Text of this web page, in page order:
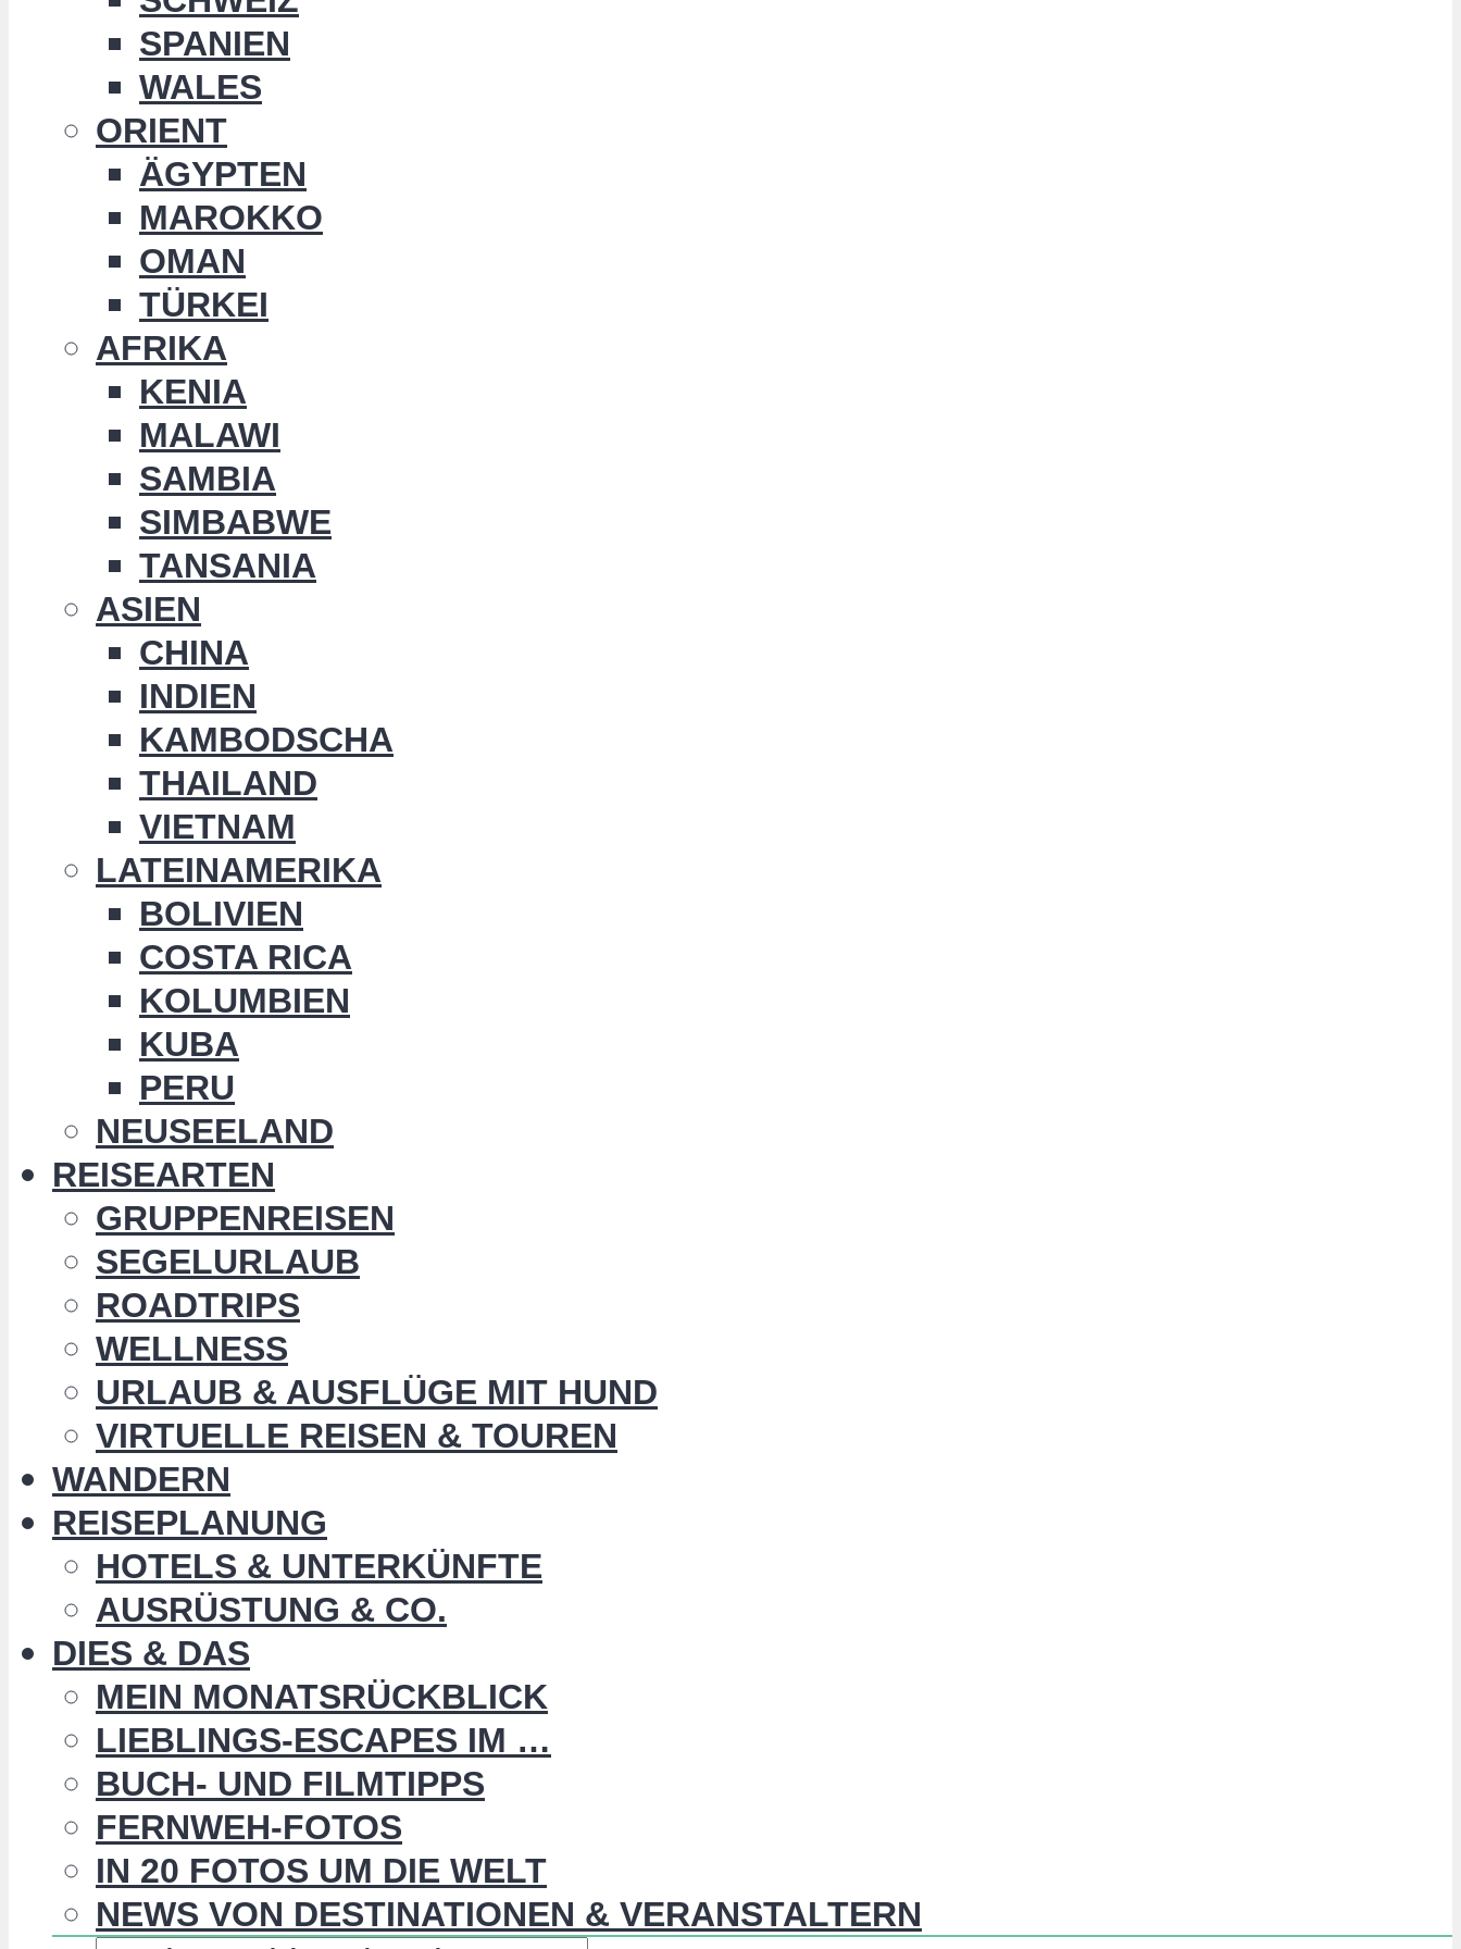
SPANIEN
WALES
ORIENT
ÄGYPTEN
MAROKKO
OMAN
TÜRKEI
AFRIKA
KENIA
MALAWI
SAMBIA
SIMBABWE
TANSANIA
ASIEN
CHINA
INDIEN
KAMBODSCHA
THAILAND
VIETNAM
LATEINAMERIKA
BOLIVIEN
COSTA RICA
KOLUMBIEN
KUBA
PERU
NEUSEELAND
REISEARTEN
GRUPPENREISEN
SEGELURLAUB
ROADTRIPS
WELLNESS
URLAUB & AUSFLÜGE MIT HUND
VIRTUELLE REISEN & TOUREN
WANDERN
REISEPLANUNG
HOTELS & UNTERKÜNFTE
AUSRÜSTUNG & CO.
DIES & DAS
MEIN MONATSRÜCKBLICK
LIEBLINGS-ESCAPES IM …
BUCH- UND FILMTIPPS
FERNWEH-FOTOS
IN 20 FOTOS UM DIE WELT
NEWS VON DESTINATIONEN & VERANSTALTERN